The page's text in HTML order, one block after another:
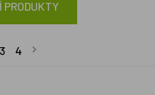
3 4